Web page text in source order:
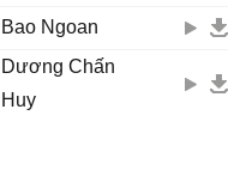
Bao Ngoan
Dương Chấn
Huy